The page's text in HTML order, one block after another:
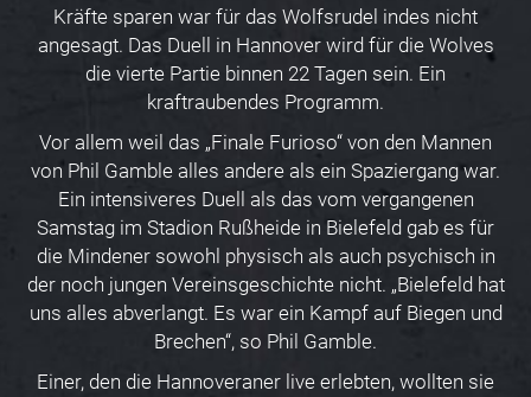
Kräfte sparen war für das Wolfsrudel indes nicht
angesagt. Das Duell in Hannover wird für die Wolves
die vierte Partie binnen 22 Tagen sein. Ein
kraftraubendes Programm.
Vor allem weil das „Finale Furioso“ von den Mannen
von Phil Gamble alles andere als ein Spaziergang war.
Ein intensiveres Duell als das vom vergangenen
Samstag im Stadion Rußheide in Bielefeld gab es für
die Mindener sowohl physisch als auch psychisch in
der noch jungen Vereinsgeschichte nicht. „Bielefeld hat
uns alles abverlangt. Es war ein Kampf auf Biegen und
Brechen“, so Phil Gamble.
Einer, den die Hannoveraner live erlebten, wollten sie